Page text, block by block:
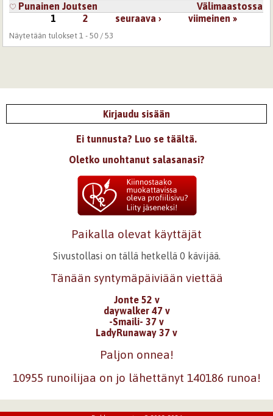
Punainen Joutsen
Välimaastossa
1 2 seuraava › viimeinen »
Näytetään tulokset 1 - 50 / 53
Kirjaudu sisään
Ei tunnusta? Luo se täältä.
Oletko unohtanut salasanasi?
Paikalla olevat käyttäjät
Sivustollasi on tällä hetkellä 0 kävijää.
Tänään syntymäpäiviään viettää
Jonte 52 v
daywalker 47 v
-Smaili- 37 v
LadyRunaway 37 v
Paljon onnea!
10955 runoilijaa on jo lähettänyt 140186 runoa!